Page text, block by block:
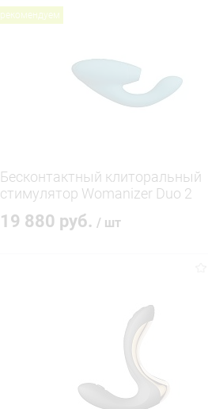
рекомендуем
Бесконтактный клиторальный
стимулятор Womanizer Duo 2
19 880 руб. / шт